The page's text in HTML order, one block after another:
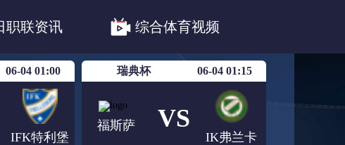
职联资讯 综合体育视频
06-04 01:00
IFK特利堡
瑞典杯 06-04 01:15
福斯萨 VS
IK弗兰卡